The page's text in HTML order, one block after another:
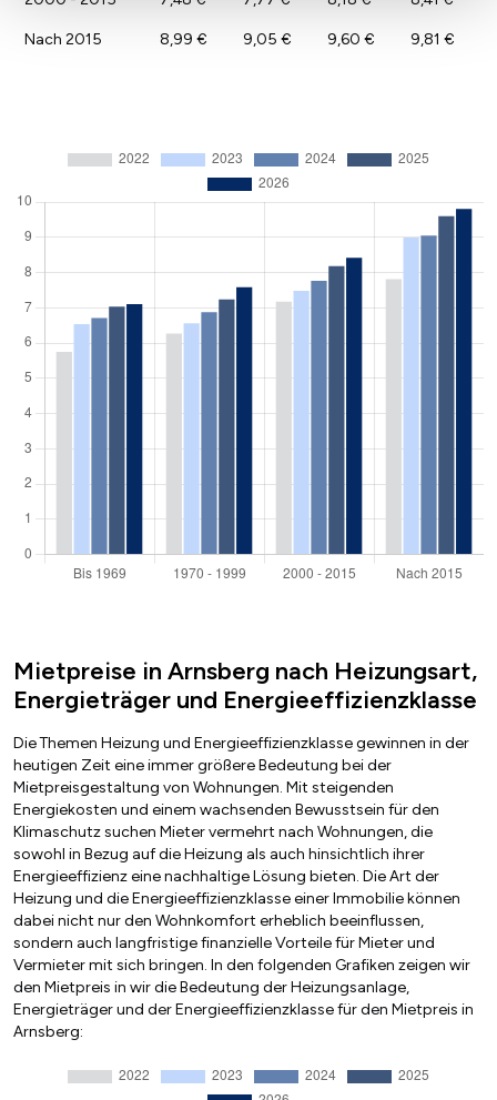
Nach 2015 8,99 € 9,05 € 9,60 € 9,81 €
Mietpreise in Arnsberg nach Heizungsart,
Energieträger und Energieeffizienzklasse
Die Themen Heizung und Energieeffizienzklasse gewinnen in der
heutigen Zeit eine immer größere Bedeutung bei der
Mietpreisgestaltung von Wohnungen. Mit steigenden
Energiekosten und einem wachsenden Bewusstsein für den
Klimaschutz suchen Mieter vermehrt nach Wohnungen, die
sowohl in Bezug auf die Heizung als auch hinsichtlich ihrer
Energieeffizienz eine nachhaltige Lösung bieten. Die Art der
Heizung und die Energieeffizienzklasse einer Immobilie können
dabei nicht nur den Wohnkomfort erheblich beeinflussen,
sondern auch langfristige finanzielle Vorteile für Mieter und
Vermieter mit sich bringen. In den folgenden Grafiken zeigen wir
den Mietpreis in wir die Bedeutung der Heizungsanlage,
Energieträger und der Energieeffizienzklasse für den Mietpreis in
Arnsberg: